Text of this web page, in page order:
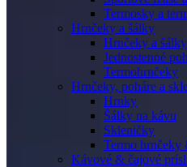
Termosky a
Hrnčeky a šálky
Hrnčeky a šálky
Jednostenné
Termohrnčeky
Hrnčeky, poháre a
Hrnky
Šálky na kávu
Skleničky
Termo
Kávové & čajové